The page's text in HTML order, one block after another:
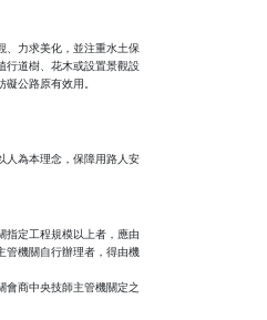
、力求美化，並注重水土保
行道樹、花木或設置景觀設
公路原有效用。
人為本理念，保障用路人安
指定工程規模以上者，應由
管機關自行辦理者，得由機
者辦理。
會商中央技師主管機關定之